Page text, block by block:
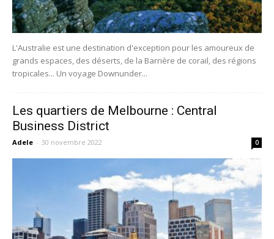
L'Australie est une destination d'exception pour les amoureux de
grands espaces, des déserts, de la Barrière de corail, des régions
tropicales... Un voyage Downunder...
Les quartiers de Melbourne : Central
Business District
Adele - 30 novembre 2022 0